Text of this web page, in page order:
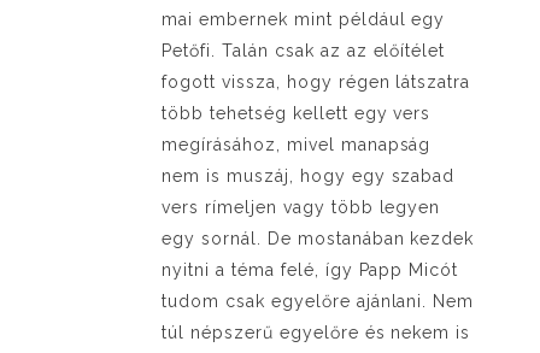
mai embernek mint például egy
Petőfi. Talán csak az az előítélet
fogott vissza, hogy régen látszatra
több tehetség kellett egy vers
megírásához, mivel manapság
nem is muszáj, hogy egy szabad
vers rímeljen vagy több legyen
egy sornál. De mostanában kezdek
nyitni a téma felé, így Papp Micót
tudom csak egyelőre ajánlani. Nem
túl népszerű egyelőre és nekem is